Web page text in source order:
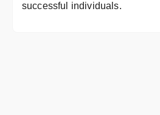
successful individuals.